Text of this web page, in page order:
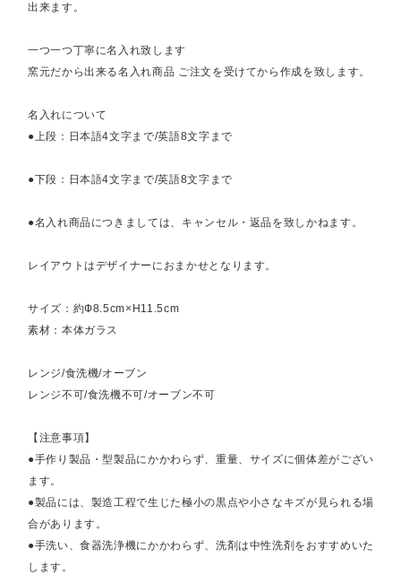
出来ます。
一つ一つ丁寧に名入れ致します
窯元だから出来る名入れ商品 ご注文を受けてから作成を致します。
名入れについて
●上段：日本語4文字まで/英語8文字まで
●下段：日本語4文字まで/英語8文字まで
●名入れ商品につきましては、キャンセル・返品を致しかねます。
レイアウトはデザイナーにおまかせとなります。
サイズ：約Ф8.5cm×H11.5cm
素材：本体ガラス
レンジ/食洗機/オーブン
レンジ不可/食洗機不可/オーブン不可
【注意事項】
●手作り製品・型製品にかかわらず、重量、サイズに個体差がござい
ます。
●製品には、製造工程で生じた極小の黒点や小さなキズが見られる場
合があります。
●手洗い、食器洗浄機にかかわらず、洗剤は中性洗剤をおすすめいた
します。